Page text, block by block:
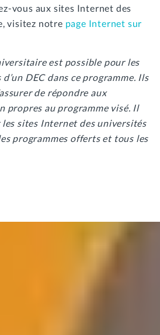
vous aux sites Internet des
visitez notre page Internet sur
est possible pour les
DEC dans ce programme. Ils
de répondre aux
propres au programme visé. Il
sites Internet des universités
programmes offerts et tous les